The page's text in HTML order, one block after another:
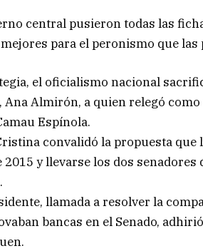
central pusieron todas las
para el peronismo que las
el oficialismo nacional
Ana Almirón, a quien relegó
Espínola.
convalidó la propuesta
2015 y llevarse los dos
llamada a resolver la
bancas en el Senado,